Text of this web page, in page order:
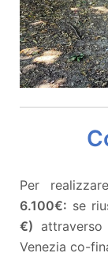
Per
6.100€: se
€)
Venezia co-